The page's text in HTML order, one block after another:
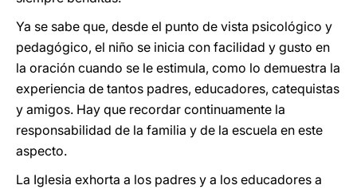
Ya se sabe que, desde el punto de vista psicológico y
pedagógico, el niño se inicia con facilidad y gusto en
la oración cuando se le estimula, como lo demuestra la
experiencia de tantos padres, educadores, catequistas
y amigos. Hay que recordar continuamente la
responsabilidad de la familia y de la escuela en este
aspecto.
La Iglesia exhorta a los padres y a los educadores a